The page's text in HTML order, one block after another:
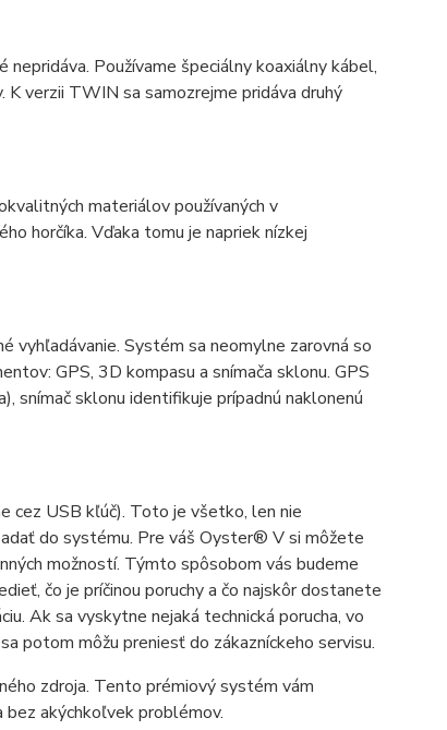
nepridáva. Používame špeciálny koaxiálny kábel,
K verzii TWIN sa samozrejme pridáva druhý
materiálov používaných v
horčíka. Vďaka tomu je napriek nízkej
Systém sa neomylne zarovná so
GPS, 3D kompasu a snímača sklonu. GPS
snímač sklonu identifikuje prípadnú naklonenú
cez USB kľúč). Toto je všetko, len nie
do systému. Pre váš Oyster® V si môžete
možností. Týmto spôsobom vás budeme
čo je príčinou poruchy a čo najskôr dostanete
Ak sa vyskytne nejaká technická porucha, vo
potom môžu preniesť do zákazníckeho servisu.
zdroja. Tento prémiový systém vám
bez akýchkoľvek problémov.